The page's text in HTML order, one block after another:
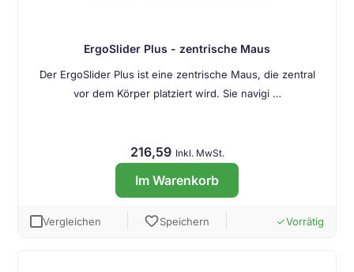
ErgoSlider Plus - zentrische Maus
Der ErgoSlider Plus ist eine zentrische Maus, die zentral
vor dem Körper platziert wird. Sie navigi …
216,59 Inkl. MwSt.
Im Warenkorb
Vergleichen favoriteSpeichern doneVorrätig